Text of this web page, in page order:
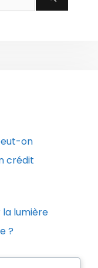
on
crédit
lumière
?